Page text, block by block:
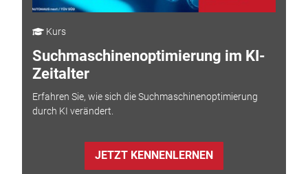
Kurs
Suchmaschinenoptimierung im KI-
Zeitalter
Erfahren Sie, wie sich die Suchmaschinenoptimierung
durch KI verändert.
JETZT KENNENLERNEN